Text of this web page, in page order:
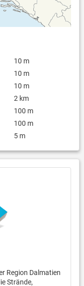
10 m
10 m
10 m
2 km
100 m
100 m
5 m
Region Dalmatien
Strände,